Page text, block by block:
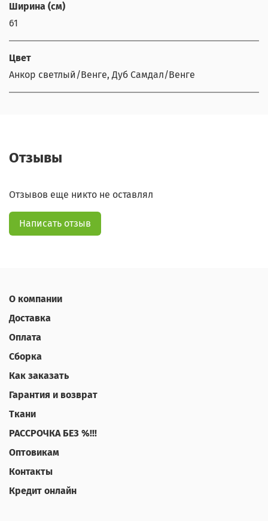
Ширина (см)
61
Цвет
Анкор светлый/Венге, Дуб Самдал/Венге
Отзывы
Отзывов еще никто не оставлял
Написать отзыв
О компании
Доставка
Оплата
Сборка
Как заказать
Гарантия и возврат
Ткани
РАССРОЧКА БЕЗ %!!!
Оптовикам
Контакты
Кредит онлайн